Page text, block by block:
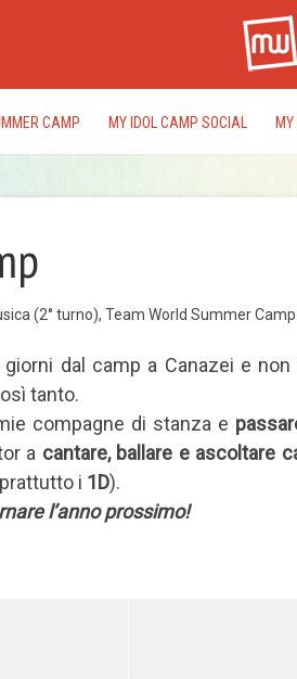
CAMP MY IDOL CAMP SOCIAL
(2° turno), Team World Summer
dal camp a Canazei e
tanto.
compagne di stanza e
a cantare, ballare e ascoltare
i 1D).
l’anno prossimo!